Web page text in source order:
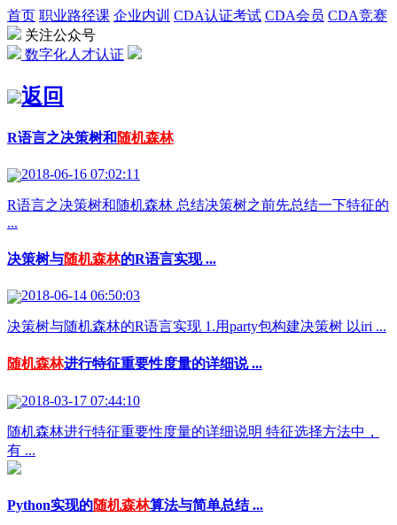
首页 职业路径课 企业内训 CDA认证考试 CDA会员 CDA竞赛
关注公众号
数字化人才认证
返回
R语言之决策树和 随机森林
2018-06-16 07:02:11
R语言之决策树和随机森林 总结决策树之前先总结一下特征的
...
决策树与随机森林的R语言实现 ...
2018-06-14 06:50:03
决策树与随机森林的R语言实现 1.用party包构建决策树 以iri ...
随机森林进行特征重要性度量的详细说 ...
2018-03-17 07:44:10
随机森林进行特征重要性度量的详细说明 特征选择方法中，
有 ...
Python实现的随机森林算法与简单总结 ...